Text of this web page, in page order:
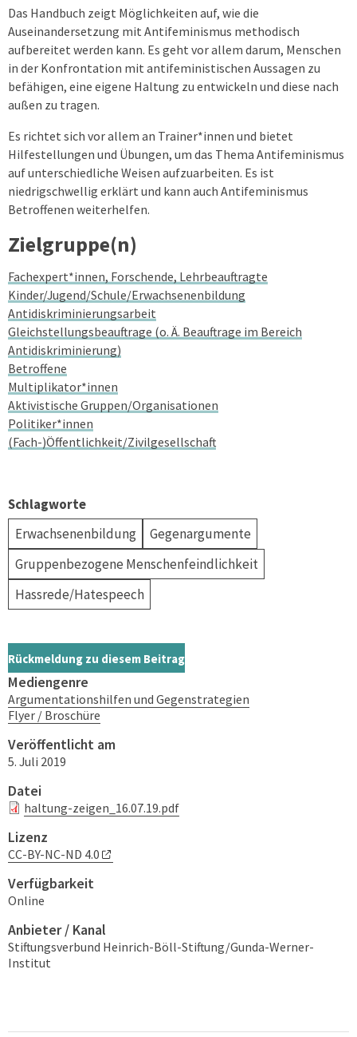
Das Handbuch zeigt Möglichkeiten auf, wie die
Auseinandersetzung mit Antifeminismus methodisch
aufbereitet werden kann. Es geht vor allem darum, Menschen
in der Konfrontation mit antifeministischen Aussagen zu
befähigen, eine eigene Haltung zu entwickeln und diese nach
außen zu tragen.
Es richtet sich vor allem an Trainer*innen und bietet
Hilfestellungen und Übungen, um das Thema Antifeminismus
auf unterschiedliche Weisen aufzuarbeiten. Es ist
niedrigschwellig erklärt und kann auch Antifeminismus
Betroffenen weiterhelfen.
Zielgruppe(n)
Fachexpert*innen, Forschende, Lehrbeauftragte
Kinder/Jugend/Schule/Erwachsenenbildung
Antidiskriminierungsarbeit
Gleichstellungsbeauftrage (o. Ä. Beauftrage im Bereich
Antidiskriminierung)
Betroffene
Multiplikator*innen
Aktivistische Gruppen/Organisationen
Politiker*innen
(Fach-)Öffentlichkeit/Zivilgesellschaft
Schlagworte
Erwachsenenbildung
Gegenargumente
Gruppenbezogene Menschenfeindlichkeit
Hassrede/Hatespeech
Rückmeldung zu diesem Beitrag
Mediengenre
Argumentationshilfen und Gegenstrategien
Flyer / Broschüre
Veröffentlicht am
5. Juli 2019
Datei
haltung-zeigen_16.07.19.pdf
Lizenz
CC-BY-NC-ND 4.0
Verfügbarkeit
Online
Anbieter / Kanal
Stiftungsverbund Heinrich-Böll-Stiftung/Gunda-Werner-
Institut